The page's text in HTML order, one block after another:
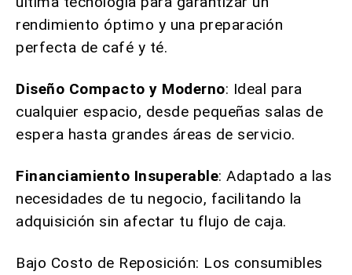
rendimiento óptimo y una preparación
perfecta de café y té.
Diseño Compacto y Moderno: Ideal para
cualquier espacio, desde pequeñas salas de
espera hasta grandes áreas de servicio.
Financiamiento Insuperable: Adaptado a las
necesidades de tu negocio, facilitando la
adquisición sin afectar tu flujo de caja.
Bajo Costo de Reposición: Los consumibles